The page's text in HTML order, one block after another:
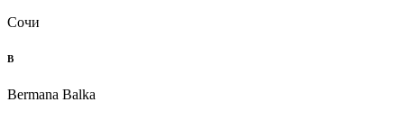
Сочи
B
Bermana Balka